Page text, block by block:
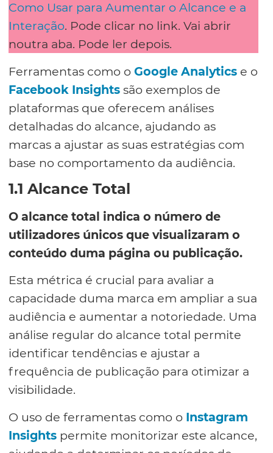
Como Usar para Aumentar o Alcance e a
Interação. Pode clicar no link. Vai abrir
noutra aba. Pode ler depois.
Ferramentas como o Google Analytics e o
Facebook Insights são exemplos de
plataformas que oferecem análises
detalhadas do alcance, ajudando as
marcas a ajustar as suas estratégias com
base no comportamento da audiência.
1.1 Alcance Total
O alcance total indica o número de
utilizadores únicos que visualizaram o
conteúdo duma página ou publicação.
Esta métrica é crucial para avaliar a
capacidade duma marca em ampliar a sua
audiência e aumentar a notoriedade. Uma
análise regular do alcance total permite
identificar tendências e ajustar a
frequência de publicação para otimizar a
visibilidade.
O uso de ferramentas como o Instagram
Insights permite monitorizar este alcance,